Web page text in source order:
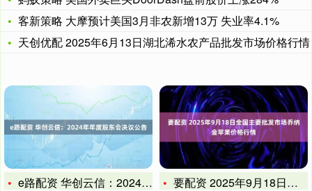
客新策略 大摩预计美国3月非农新增13万 失业率4.1%
天创优配 2025年6月13日湖北浠水农产品批发市场价格行情
e路配资 华创云信：2024年年度股东会决议公告
要配资 2025年9月18日全国主要批发市场乔纳金苹果价格行